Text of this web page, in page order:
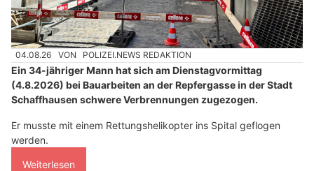
04.08.26 VON POLIZEI.NEWS REDAKTION
Ein 34-jähriger Mann hat sich am Dienstagvormittag
(4.8.2026) bei Bauarbeiten an der Repfergasse in der Stadt
Schaffhausen schwere Verbrennungen zugezogen.
Er musste mit einem Rettungshelikopter ins Spital geflogen
werden.
Weiterlesen